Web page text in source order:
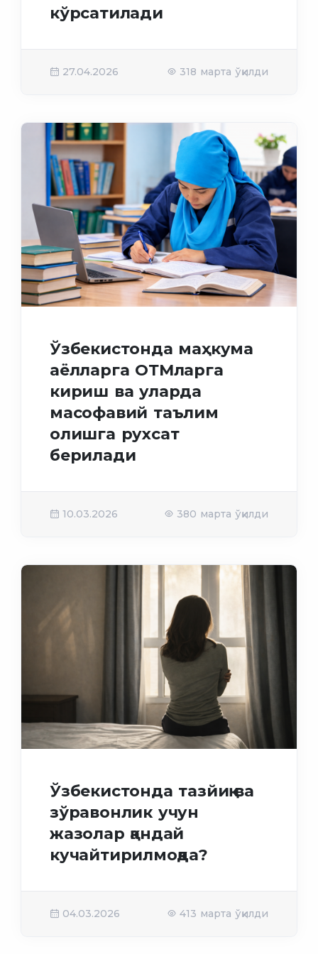
кўрсатилади
27.04.2026 318 марта ўқилди
Ўзбекистонда маҳкума
аёлларга ОТМларга
кириш ва уларда
масофавий таълим
олишга рухсат
берилади
10.03.2026 380 марта ўқилди
Ўзбекистонда тазйиқ ва
зўравонлик учун
жазолар қандай
кучайтирилмоқда?
04.03.2026 413 марта ўқилди